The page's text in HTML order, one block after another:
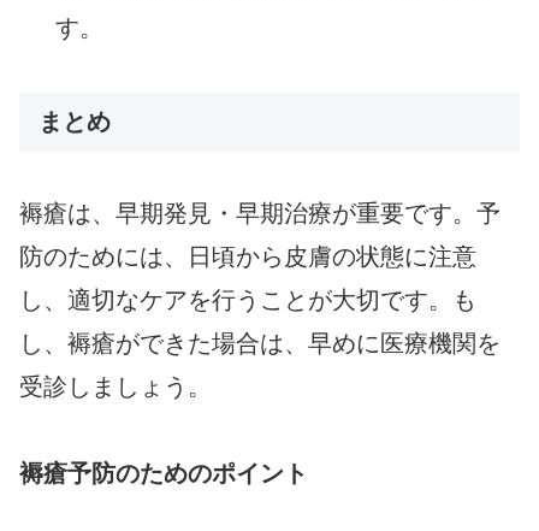
す。
まとめ
褥瘡は、早期発見・早期治療が重要です。予
防のためには、日頃から皮膚の状態に注意
し、適切なケアを行うことが大切です。も
し、褥瘡ができた場合は、早めに医療機関を
受診しましょう。
褥瘡予防のためのポイント